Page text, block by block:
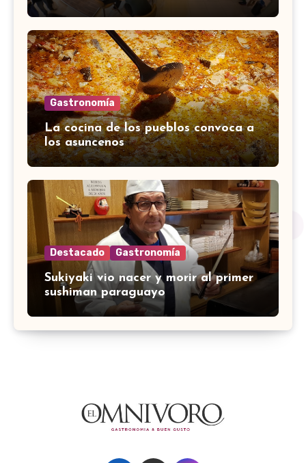
Gastronomía
La cocina de los pueblos convoca a
los asuncenos
Destacado Gastronomía
Sukiyaki vio nacer y morir al primer
sushiman paraguayo